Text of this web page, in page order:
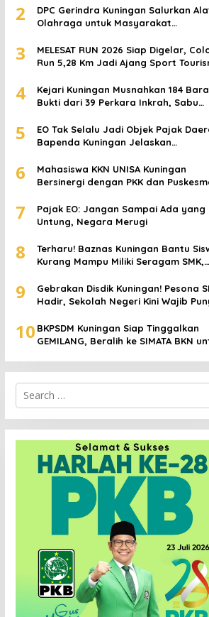
2
DPC Gerindra Kuningan Salurkan
Olahraga untuk Masyarakat
Generasi Muda
3
MELESAT RUN 2026 Siap Digelar,
Run 5,28 Km Jadi Ajang Sport
4
Kejari Kuningan Musnahkan 184
Bukti dari 39 Perkara Inkrah, Sabu
5
EO Tak Selalu Jadi Objek Pajak
Bapenda Kuningan Jelaskan
6
Mahasiswa KKN UNISA Kuningan
Bersinergi dengan PKK dan
hingga Perawatan Lansia
7
Pajak EO: Jangan Sampai Ada yang
Untung, Negara Merugi
8
Terharu! Baznas Kuningan Bantu
Kurang Mampu Miliki Seragam SMK,
Padam
9
Gebrakan Disdik Kuningan! Pesona
Hadir, Sekolah Negeri Kini Wajib
10 BKPSDM Kuningan Siap Tinggalkan
GEMILANG, Beralih ke SIMATA BKN
Search
for: